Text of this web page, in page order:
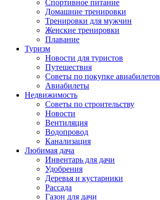
Спортивное питание
Домашние тренировки
Тренировки для мужчин
Женские тренировки
Плавание
Туризм
Новости для туристов
Путешествия
Советы по покупке авиабилетов
Авиабилеты
Недвижимость
Советы по строительству
Новости
Вентиляция
Водопровод
Канализация
Любимая дача
Инвентарь для дачи
Удобрения
Деревья и кустарники
Рассада
Газон для дачи